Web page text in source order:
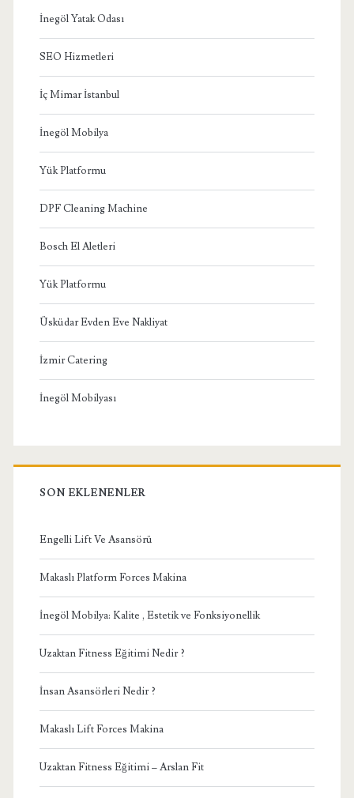
İnegöl Yatak Odası
SEO Hizmetleri
İç Mimar İstanbul
İnegöl Mobilya
Yük Platformu
DPF Cleaning Machine
Bosch El Aletleri
Yük Platformu
Üsküdar Evden Eve Nakliyat
İzmir Catering
İnegöl Mobilyası
SON EKLENENLER
Engelli Lift Ve Asansörü
Makaslı Platform Forces Makina
İnegöl Mobilya: Kalite , Estetik ve Fonksiyonellik
Uzaktan Fitness Eğitimi Nedir ?
İnsan Asansörleri Nedir ?
Makaslı Lift Forces Makina
Uzaktan Fitness Eğitimi – Arslan Fit